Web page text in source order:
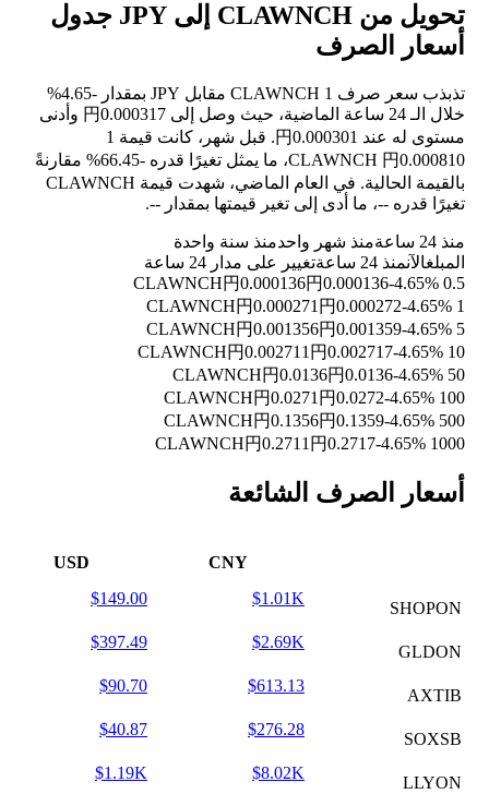
تحويل من CLAWNCH إلى JPY جدول
أسعار الصرف
تذبذب سعر صرف 1 CLAWNCH مقابل JPY بمقدار
-4.65%
خلال الـ 24 ساعة الماضية، حيث وصل إلى 円0.000317 وأدنى
مستوى له عند 円0.000301. قبل شهر، كانت قيمة 1
CLAWNCH 円0.000810، ما يمثل تغيرًا قدره
-66.45%
مقارنةً
بالقيمة الحالية. في العام الماضي، شهدت قيمة CLAWNCH
تغيرًا قدره --، ما أدى إلى تغير قيمتها بمقدار --
.
منذ 24 ساعة منذ شهر واحدمنذ سنة واحدة
المبلغالآنمنذ 24 ساعة
تغيير على مدار 24 ساعة
0.5 CLAWNCH
円0.000136円0.000136-4.65%
1 CLAWNCH
円0.000271 円0.000272-4.65%
5 CLAWNCH
円0.001356円0.001359-4.65%
10 CLAWNCH
円0.002711 円0.002717-4.65%
50 CLAWNCH
円0.0136円0.0136-4.65%
100 CLAWNCH
円0.0271 円0.0272-4.65%
500 CLAWNCH
円0.1356円0.1359-4.65%
1000 CLAWNCH
円0.2711 円0.2717-4.65%
أسعار الصرف الشائعة
CNY
USD
SHOPON
$1.01K
$149.00
GLDON
$2.69K
$397.49
AXTIB
$613.13
$90.70
SOXSB
$276.28
$40.87
LLYON
$8.02K
$1.19K